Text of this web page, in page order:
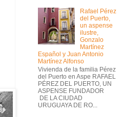
Rafael Pérez
del Puerto,
un aspense
ilustre,
Gonzalo
Martínez
Español y Juan Antonio
Martínez Alfonso
Vivienda de la familia Pérez
del Puerto en Aspe RAFAEL
PÉREZ DEL PUERTO, UN
ASPENSE FUNDADOR
DE LA CIUDAD
URUGUAYA DE RO...